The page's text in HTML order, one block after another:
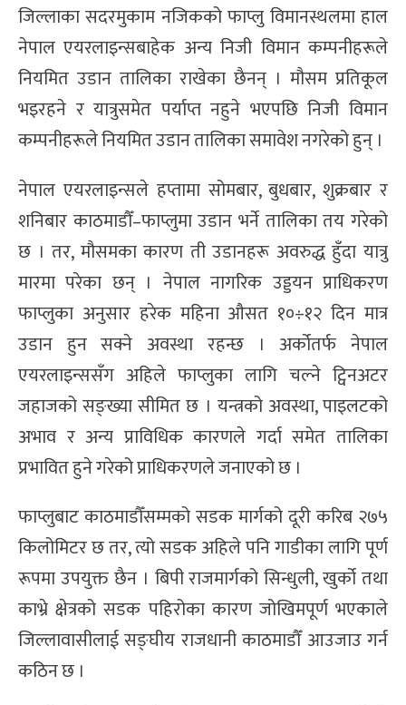
जिल्लाका सदरमुकाम नजिकको फाप्लु विमानस्थलमा हाल
नेपाल एयरलाइन्सबाहेक अन्य निजी विमान कम्पनीहरूले
नियमित उडान तालिका राखेका छैनन् । मौसम प्रतिकूल
भइरहने र यात्रुसमेत पर्याप्त नहुने भएपछि निजी विमान
कम्पनीहरूले नियमित उडान तालिका समावेश नगरेको हुन् ।
नेपाल एयरलाइन्सले हप्तामा सोमबार, बुधबार, शुक्रबार र
शनिबार काठमाडौँ–फाप्लुमा उडान भर्ने तालिका तय गरेको
छ । तर, मौसमका कारण ती उडानहरू अवरुद्ध हुँदा यात्रु
मारमा परेका छन् । नेपाल नागरिक उड्डयन प्राधिकरण
फाप्लुका अनुसार हरेक महिना औसत १०÷१२ दिन मात्र
उडान हुन सक्ने अवस्था रहन्छ । अर्कोतर्फ नेपाल
एयरलाइन्ससँग अहिले फाप्लुका लागि चल्ने ट्विनअटर
जहाजको सङ्ख्या सीमित छ । यन्त्रको अवस्था, पाइलटको
अभाव र अन्य प्राविधिक कारणले गर्दा समेत तालिका
प्रभावित हुने गरेको प्राधिकरणले जनाएको छ ।
फाप्लुबाट काठमाडौँसम्मको सडक मार्गको दूरी करिब २७५
किलोमिटर छ तर, त्यो सडक अहिले पनि गाडीका लागि पूर्ण
रूपमा उपयुक्त छैन । बिपी राजमार्गको सिन्धुली, खुर्को तथा
काभ्रे क्षेत्रको सडक पहिरोका कारण जोखिमपूर्ण भएकाले
जिल्लावासीलाई सङ्घीय राजधानी काठमाडौँ आउजाउ गर्न
कठिन छ ।